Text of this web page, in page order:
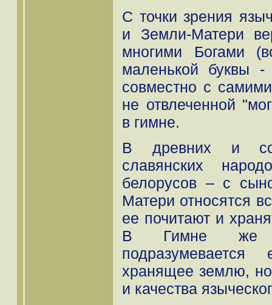
С точки зрения
и Земли-Матери
многими Богами
маленькой буквы -
совместно с
не отвлеченной
в гимне.
В древних и
славянских
белорусов – с
Матери относятся
ее почитают и
В Гимне же
подразумевается
хранящее землю,
и качества